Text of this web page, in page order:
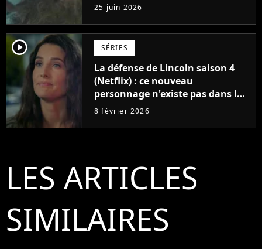
version de Hagrid
25 juin 2026
player2 SÉRIES
La défense de Lincoln saison 4
(Netflix) : ce nouveau
personnage n'existe pas dans les
livres, mais vous le connaissez
8 février 2026
LES ARTICLES
SIMILAIRES